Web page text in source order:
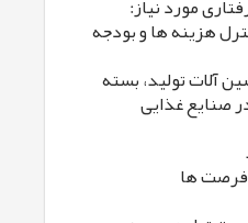
مورد نیاز:
هزینه ها و بودجه
آلات تولید، بسته
صنایع غذایی
ها